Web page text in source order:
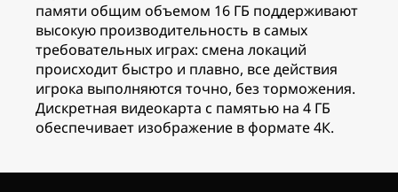
памяти общим объемом 16 ГБ поддерживают
высокую производительность в самых
требовательных играх: смена локаций
происходит быстро и плавно, все действия
игрока выполняются точно, без торможения.
Дискретная видеокарта с памятью на 4 ГБ
обеспечивает изображение в формате 4К.